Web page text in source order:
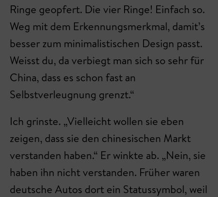
Ringe geopfert. Die vier Ringe! Einfach so.
Weg mit dem Erkennungsmerkmal, damit’s
besser zum minimalistischen Design passt.
Weisst du, da verbiegt man sich so sehr für
China, dass es schon fast an
Selbstverleugnung grenzt.“
Ich grinste. „Vielleicht wollen sie eben
zeigen, dass sie den chinesischen Markt
verstanden haben.“ Er winkte ab. „Nein, sie
haben ihn nicht verstanden. Früher waren
deutsche Autos dort ein Statussymbol, weil